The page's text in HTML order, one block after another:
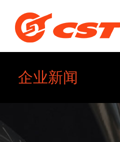
企业新闻